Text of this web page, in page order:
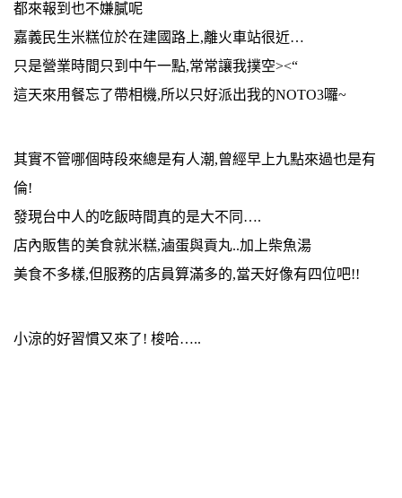
都來報到也不嫌膩呢
嘉義民生米糕位於在建國路上,離火車站很近…
只是營業時間只到中午一點,常常讓我撲空><“
這天來用餐忘了帶相機,所以只好派出我的NOTO3囉~
其實不管哪個時段來總是有人潮,曾經早上九點來過也是有
倫!
發現台中人的吃飯時間真的是大不同….
店內販售的美食就米糕,滷蛋與貢丸..加上柴魚湯
美食不多樣,但服務的店員算滿多的,當天好像有四位吧!!
小涼的好習慣又來了! 梭哈…..